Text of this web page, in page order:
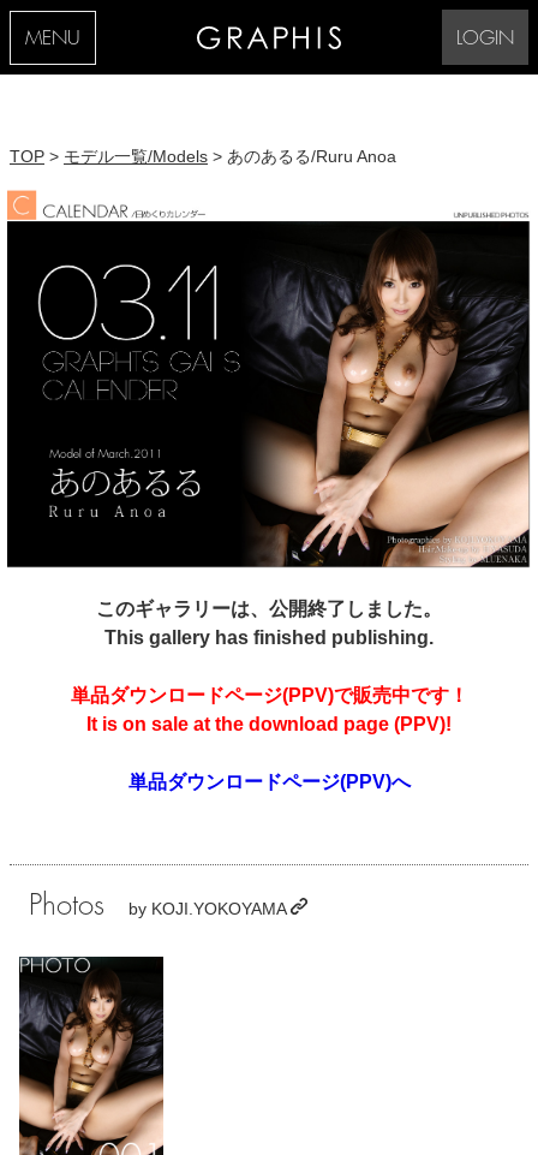
MENU LOGIN
TOP > モデル一覧/Models > あのあるる/Ruru Anoa
このギャラリーは、公開終了しました。
This gallery has finished publishing.
単品ダウンロードページ(PPV)で販売中です！
It is on sale at the download page (PPV)!
単品ダウンロードページ(PPV)へ
Photos by KOJI.YOKOYAMA